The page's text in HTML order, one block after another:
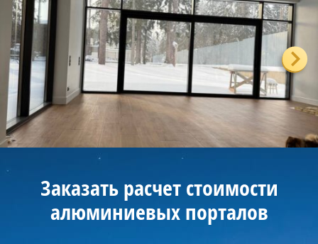
Заказать расчет стоимости
алюминиевых порталов